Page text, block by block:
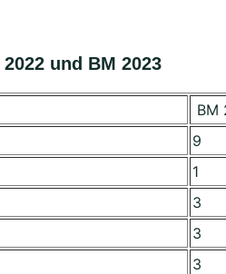
und BM 2023
BM
9
1
3
3
3